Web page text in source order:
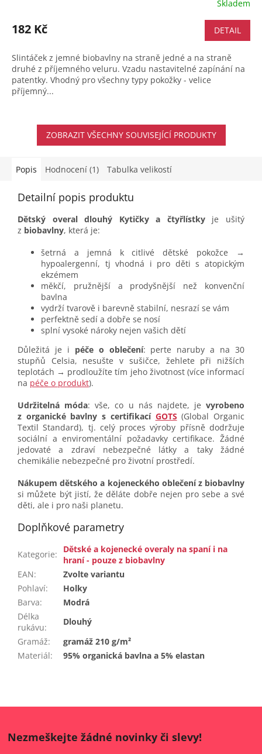
Skladem
182 Kč DETAIL
Slintáček z jemné biobavlny na straně jedné a na straně
druhé z příjemného veluru. Vzadu nastavitelné zapínání na
patentky. Vhodný pro všechny typy pokožky - velice
příjemný...
ZOBRAZIT VŠECHNY SOUVISEJÍCÍ PRODUKTY
Popis Hodnocení (1) Tabulka velikostí
Detailní popis produktu
Dětský overal dlouhý Kytičky a čtyřlístky je ušitý
z biobavlny, která je:
šetrná a jemná k citlivé dětské pokožce →
hypoalergenní, tj vhodná i pro děti s atopickým
ekzémem
měkčí, pružnější a prodyšnější než konvenční
bavlna
vydrží tvarově i barevně stabilní, nesrazí se vám
perfektně sedí a dobře se nosí
splní vysoké nároky nejen vašich dětí
Důležitá je i péče o oblečení: perte naruby a na 30
stupňů Celsia, nesušte v sušičce, žehlete při nižších
teplotách → prodloužíte tím jeho životnost (více informací
na péče o produkt).
Udržitelná móda: vše, co u nás najdete, je vyrobeno
z organické bavlny s certifikací GOTS (Global Organic
Textil Standard), tj. celý proces výroby přísně dodržuje
sociální a enviromentální požadavky certifikace. Žádné
jedovaté a zdraví nebezpečné látky a taky žádné
chemikálie nebezpečné pro životní prostředí.
Nákupem dětského a kojeneckého oblečení z biobavlny
si můžete být jistí, že děláte dobře nejen pro sebe a své
děti, ale i pro naši planetu.
Doplňkové parametry
Kategorie:
Dětské a kojenecké overaly na spaní i na
hraní - pouze z biobavlny
EAN:
Zvolte variantu
Pohlaví:
Holky
Barva:
Modrá
Délka
rukávu:
Dlouhý
Gramáž:
gramáž 210 g/m²
Materiál: 95% organická bavlna a 5% elastan
Nezmeškejte žádné novinky či slevy!